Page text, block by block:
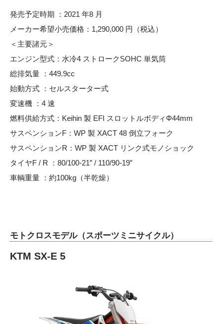
発売予定時期 ：2021 年8 月
メーカー希望小売価格：1,290,000 円（税込）
＜主要諸元＞
エンジン型式：水冷4 ストロークSOHC 単気筒
総排気量 ：449.9cc
始動方式 ：セルスターター式
変速機 ：4 速
燃料供給方式：Keihin 製 EFI スロットルボディΦ44mm
サスペンションF：WP 製 XACT 48 倒立フォーク
サスペンションR：WP 製 XACT リンク式モノショック
タイヤF / R ：80/100-21” / 110/90-19”
車輌重量 ：約100kg（半乾燥）
モトクロスモデル（スポーツミニサイクル）
KTM SX-E 5